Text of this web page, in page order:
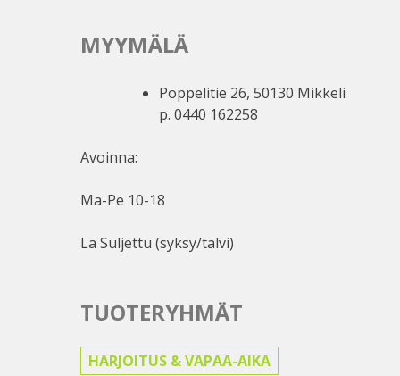
MYYMÄLÄ
Poppelitie 26, 50130 Mikkeli
p. 0440 162258
Avoinna:
Ma-Pe 10-18
La Suljettu (syksy/talvi)
TUOTERYHMÄT
HARJOITUS & VAPAA-AIKA